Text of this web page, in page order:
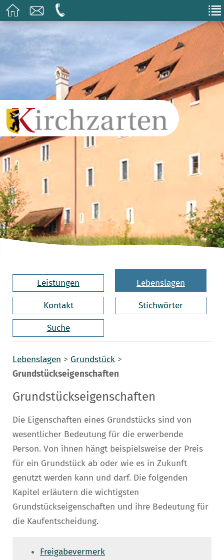
Leistungen Lebenslagen
Kontakt Stichwörter
Suche
Lebenslagen > Grundstück >
Grundstückseigenschaften
Grundstückseigenschaften
Die Eigenschaften eines Grundstücks sind von
wesentlicher Bedeutung für die erwerbende
Person. Von ihnen hängt beispielsweise der Preis
für ein Grundstück ab oder wie es in Zukunft
genutzt werden kann und darf. Die folgenden
Kapitel erläutern die wichtigsten
Grundstückseigenschaften und ihre Bedeutung für
die Kaufentscheidung.
Freigabevermerk